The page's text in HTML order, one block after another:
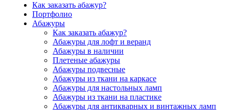
Как заказать абажур?
Портфолио
Абажуры
Как заказать абажур?
Абажуры для лофт и веранд
Абажуры в наличии
Плетеные абажуры
Абажуры подвесные
Абажуры из ткани на каркасе
Абажуры для настольных ламп
Абажуры из ткани на пластике
Абажуры для антикварных и винтажных ламп